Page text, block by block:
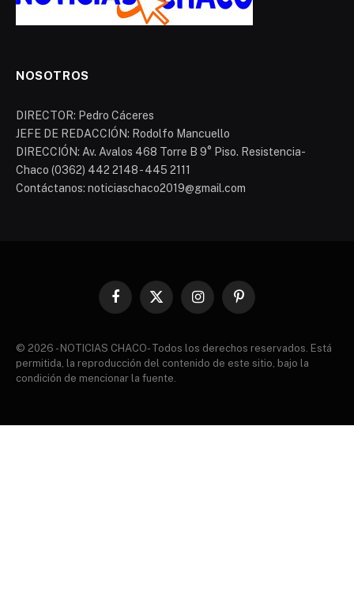
NOSOTROS
DIRECTOR: Pedro Cáceres
JEFE DE REDACCIÓN: Rodolfo Mancuello
DIRECCIÓN: Av. Avalos 468 Torre B 9° Piso. Resistencia-
Chaco (0362) 442 2148 - 445 2111
Contáctanos: noticiaschaco2019@gmail.com
Facebook
X
InstagramPinterest
© 2026 - NOTICIAS CHACO- Todos los derechos reservados. Está
permitida, la reproducción del contenido de este sitio, bajo la
condición de mencionar la fuente.